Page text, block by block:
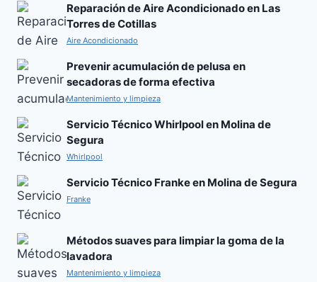
Reparación de Aire Acondicionado en Las
Torres de Cotillas
Aire Acondicionado
Prevenir acumulación de pelusa en
secadoras de forma efectiva
Mantenimiento y limpieza
Servicio Técnico Whirlpool en Molina de
Segura
Whirlpool
Servicio Técnico Franke en Molina de Segura
Franke
Métodos suaves para limpiar la goma de la
lavadora
Mantenimiento y limpieza